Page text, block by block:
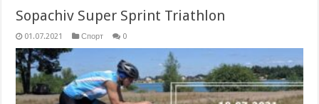
Sopachiv Super Sprint Triathlon
01.07.2021 Спорт 0